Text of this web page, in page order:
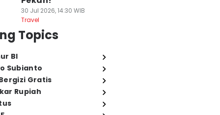
30 Jul 2026, 14:30 WIB
Travel
Topics
BI
Subianto
Gratis
Rupiah